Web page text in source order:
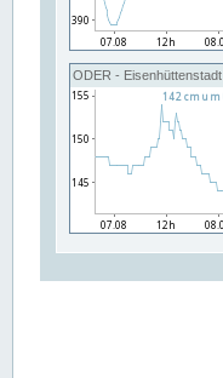
ODER - Eisenhüttenstadt